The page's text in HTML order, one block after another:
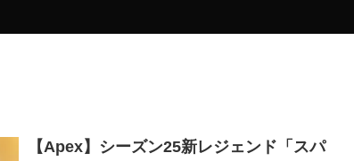
【Apex】シーズン25新レジェンド「スパ